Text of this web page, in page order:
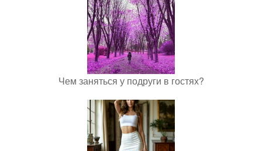
Чем заняться у подруги в гостях?